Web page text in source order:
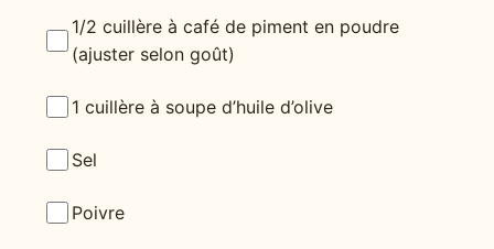
1/2 cuillère à café de piment en poudre
(ajuster selon goût)
1 cuillère à soupe d’huile d’olive
Sel
Poivre